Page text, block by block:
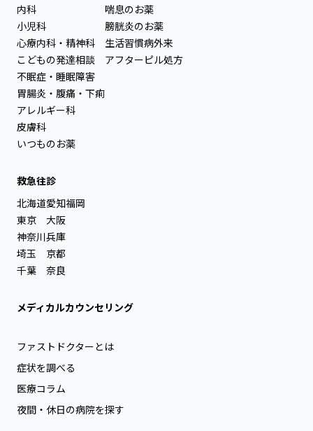
内科
小児科
心療内科・精神科
こどもの発達相談
不眠症・睡眠障害
胃腸炎・腹痛・下痢
アレルギー科
皮膚科
いつものお薬
喘息のお薬
膀胱炎のお薬
生活習慣病外来
アフターピル処方
救急往診
北海道
東京
神奈川
埼玉
千葉
愛知
大阪
兵庫
京都
奈良
福岡
メディカルカウンセリング
ファストドクターとは
症状を調べる
医療コラム
夜間・休日の病院を探す